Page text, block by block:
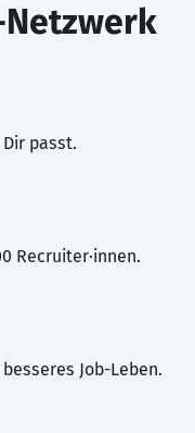
Netzwerk
passt.
Recruiter·innen.
Job-Leben.